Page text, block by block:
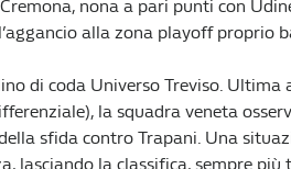
nona a pari punti con
alla zona playoff proprio
di coda Universo Treviso. Ultima
la squadra veneta
sfida contro Trapani. Una
lasciando la classifica, sempre più